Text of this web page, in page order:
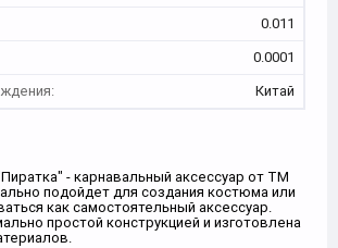
0.011
0.0001
Китай
- карнавальный аксессуар от ТМ
подойдет для создания костюма или
как самостоятельный аксессуар.
простой конструкцией и изготовлена